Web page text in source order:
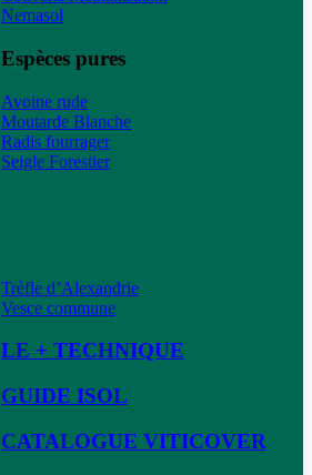
Nemasol
Espèces pures
Avoine rude
Moutarde Blanche
Radis fourrager
Seigle Forestier
Trèfle d’Alexandrie
Vesce commune
LE + TECHNIQUE
GUIDE ISOL
CATALOGUE VITICOVER